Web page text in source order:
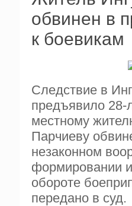
обвинен в
к боевикам
Следствие в
предъявило 28-
местному
Парчиеву
незаконном
формировании
обороте
передано в суд.